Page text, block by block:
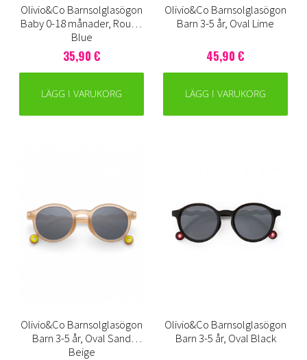
Olivio&Co Barnsolglasögon
Baby 0-18 månader, Round
Blue
35,90 €
LÄGG I VARUKORG
Olivio&Co Barnsolglasögon
Barn 3-5 år, Oval Lime
45,90 €
LÄGG I VARUKORG
Olivio&Co Barnsolglasögon
Barn 3-5 år, Oval Sand
Beige
Olivio&Co Barnsolglasögon
Barn 3-5 år, Oval Black